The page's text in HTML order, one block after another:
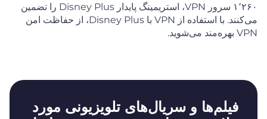
۱٬۲۶۰ سرور VPN، استریمینگ پایدار Disney Plus را تضمین
می‌کنند. با استفاده از VPN با Disney Plus، از حفاظت امن
VPN بهره‌مند می‌شوید.
فیلم‌ها و سریال‌های تلویزیونی مورد